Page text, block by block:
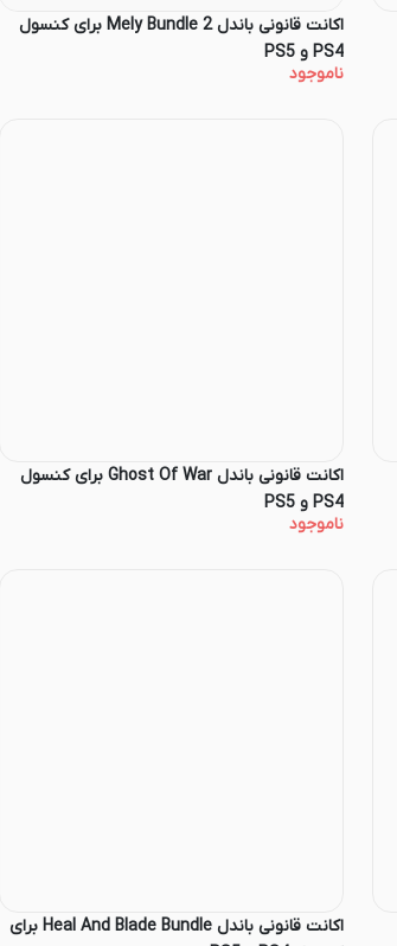
اکانت قانونی باندل Mely Bundle 2 برای کنسول
PS4 و PS5
ناموجود
اکانت قانونی باندل Ghost Of War برای کنسول
PS4 و PS5
ناموجود
اکانت قانونی باندل Heal And Blade Bundle برای